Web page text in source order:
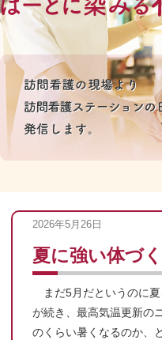
夏に強い体づ
2026年5月26日
まだ5月だというのに夏
が続き、最高気温更新の
のくらい暑くなるのか、